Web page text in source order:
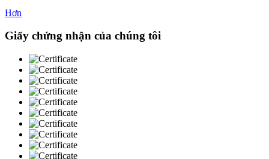
Hơn
Giấy chứng nhận của chúng tôi